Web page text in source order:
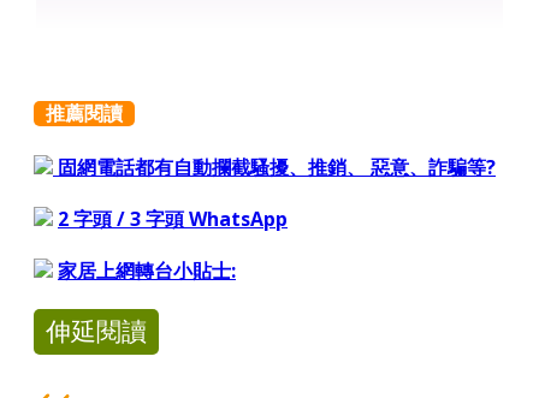
推薦閱讀
固網電話都有自動攔截騷擾、推銷、 惡意、詐騙等?
2 字頭 / 3 字頭 WhatsApp
家居上網轉台小貼士:
伸延閱讀